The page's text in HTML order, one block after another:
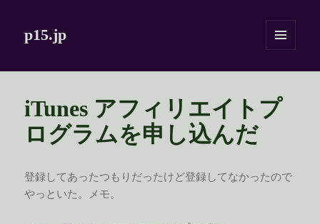
p15.jp
iTunes アフィリエイトプ
ログラムを申し込んだ
登録してあったつもりだったけど登録してなかったので
やっといた。メモ。